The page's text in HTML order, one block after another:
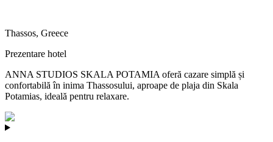
Thassos, Greece
Prezentare hotel
ANNA STUDIOS SKALA POTAMIA oferă cazare simplă și
confortabilă în inima Thassosului, aproape de plaja din Skala
Potamias, ideală pentru relaxare.